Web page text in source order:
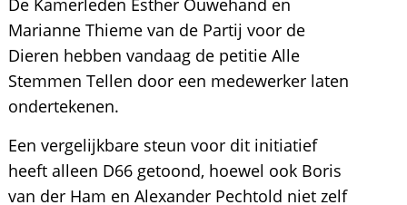
De Kamerleden Esther Ouwehand en
Marianne Thieme van de Partij voor de
Dieren hebben vandaag de petitie Alle
Stemmen Tellen door een medewerker laten
ondertekenen.
Een vergelijkbare steun voor dit initiatief
heeft alleen D66 getoond, hoewel ook Boris
van der Ham en Alexander Pechtold niet zelf